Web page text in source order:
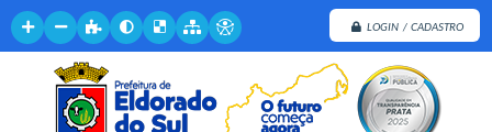
LOGIN / CADASTRO